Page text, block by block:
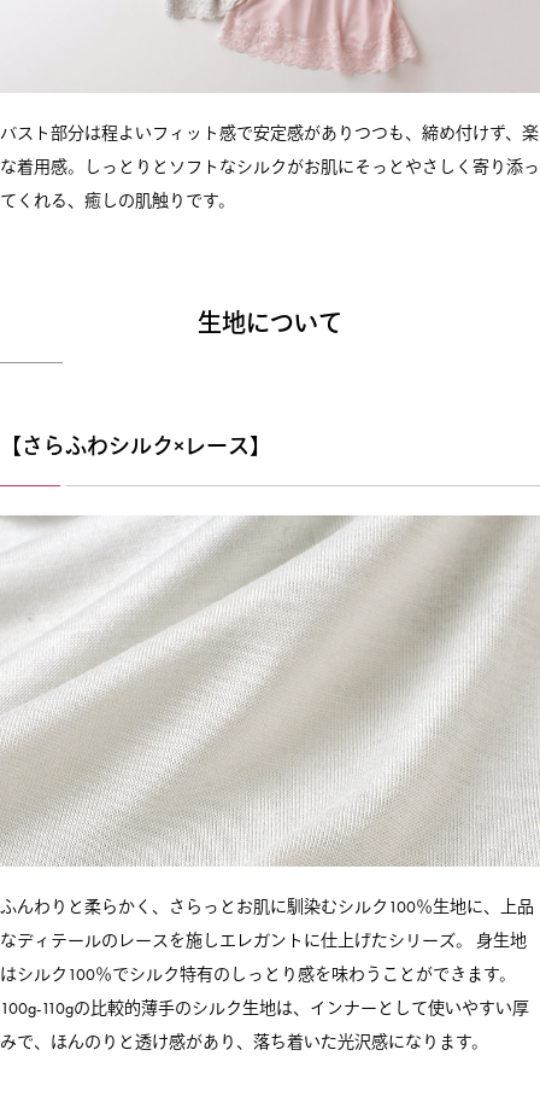
バスト部分は程よいフィット感で安定感がありつつも、締め付けず、楽
な着用感。しっとりとソフトなシルクがお肌にそっとやさしく寄り添っ
てくれる、癒しの肌触りです。
生地について
【さらふわシルク×レース】
ふんわりと柔らかく、さらっとお肌に馴染むシルク100％生地に、上品
なディテールのレースを施しエレガントに仕上げたシリーズ。 身生地
はシルク100％でシルク特有のしっとり感を味わうことができます。
100g-110gの比較的薄手のシルク生地は、インナーとして使いやすい厚
みで、ほんのりと透け感があり、落ち着いた光沢感になります。